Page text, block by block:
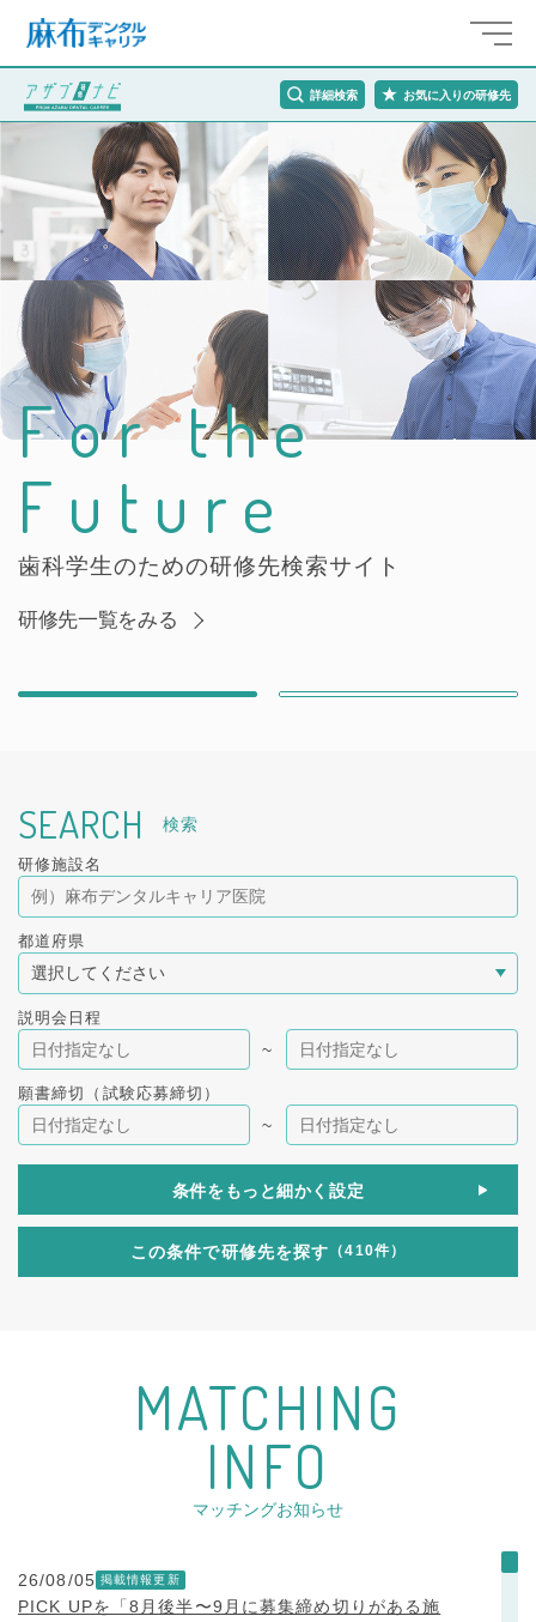
詳細検索 お気に入りの研修先
For the
F u t u r e
歯科学生のための研修先検索サイ ト
研修先一覧をみる
SEARCH 検索
研修施設名
都道府県
説明会日程
~
願書締切（試験応募締切）
~
条件をもっと細かく設定
この条件で研修先を探す （410件）
MATCHING
INFO
マッチングお知らせ
26/08/05
PICK UPを「8月後半〜9月に募集締め切りがある施